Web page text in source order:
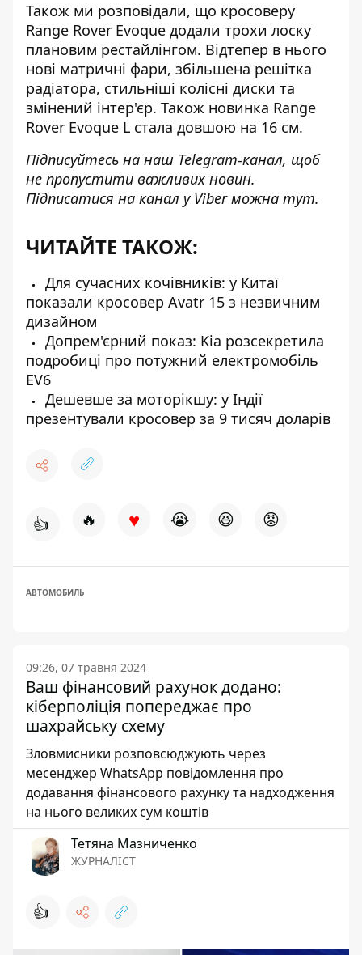
Також ми розповідали, що кросоверу
Range Rover Evoque додали трохи лоску
плановим рестайлінгом. Відтепер в нього
нові матричні фари, збільшена решітка
радіатора, стильніші колісні диски та
змінений інтер'єр. Також новинка Range
Rover Evoque L стала довшою на 16 см.
Підписуйтесь на наш Telegram-канал, щоб
не пропустити важливих новин.
Підписатися на канал у Viber можна тут.
ЧИТАЙТЕ ТАКОЖ:
Для сучасних кочівників: у Китаї
показали кросовер Avatr 15 з незвичним
дизайном
Допрем'єрний показ: Kia розсекретила
подробиці про потужний електромобіль
EV6
Дешевше за моторікшу: у Індії
презентували кросовер за 9 тисяч доларів
👍 🔥 ♥ 😭 😆 😡
АВТОМОБИЛЬ
09:26, 07 травня 2024
Ваш фінансовий рахунок додано:
кіберполіція попереджає про
шахрайську схему
Зловмисники розповсюджують через
месенджер WhatsApp повідомлення про
додавання фінансового рахунку та надходження
на нього великих сум коштів
Тетяна Мазниченко
ЖУРНАЛІСТ
👍